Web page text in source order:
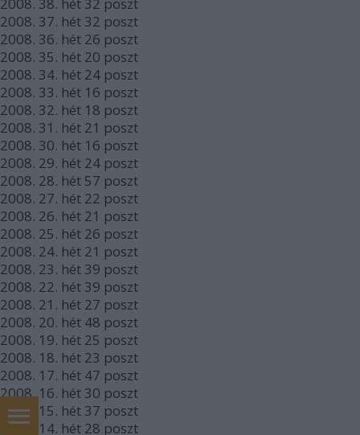
2008. 37. hét 32 poszt
2008. 36. hét 26 poszt
2008. 35. hét 20 poszt
2008. 34. hét 24 poszt
2008. 33. hét 16 poszt
2008. 32. hét 18 poszt
2008. 31. hét 21 poszt
2008. 30. hét 16 poszt
2008. 29. hét 24 poszt
2008. 28. hét 57 poszt
2008. 27. hét 22 poszt
2008. 26. hét 21 poszt
2008. 25. hét 26 poszt
2008. 24. hét 21 poszt
2008. 23. hét 39 poszt
2008. 22. hét 39 poszt
2008. 21. hét 27 poszt
2008. 20. hét 48 poszt
2008. 19. hét 25 poszt
2008. 18. hét 23 poszt
2008. 17. hét 47 poszt
2008. 16. hét 30 poszt
2008. 15. hét 37 poszt
2008. 14. hét 28 poszt